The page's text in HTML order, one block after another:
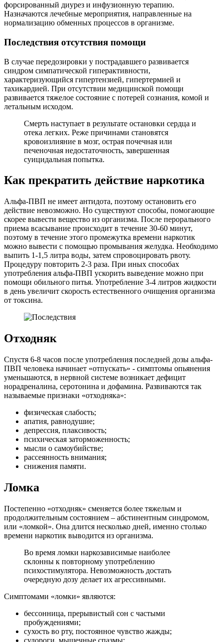
форсированный диурез и инфузионную терапию.
Назначаются лечебные мероприятия, направленные на
нормализацию обменных процессов в организме.
Последствия отсутствия помощи
В случае передозировки у пострадавшего развивается
синдром симпатической гиперактивности,
характеризующийся гипертензией, гипертермией и
тахикардией. При отсутствии медицинской помощи
развивается тяжелое состояние с потерей сознания, комой и
летальным исходом.
Смерть наступает в результате остановки сердца и
отека легких. Реже причинами становятся
кровоизлияние в мозг, острая почечная или
печеночная недостаточность, завершенная
суицидальная попытка.
Как прекратить действие наркотика
Альфа-ПВП не имеет антидота, поэтому остановить его
действие невозможно. Но существуют способы, помогающие
скорее вывести вещество из организма. После перорального
приема всасывание происходит в течение 30-60 минут,
поэтому в течение этого промежутка времени наркотик
можно вывести с помощью промывания желудка. Необходимо
выпить 1-1,5 литра воды, затем спровоцировать рвоту.
Процедуру повторить 2-3 раза. При иных способах
употребления альфа-ПВП ускорить выведение можно при
помощи обильного питья. Употребление 3-4 литров жидкости
в день увеличит скорость естественного очищения организма
от токсина.
Отходняк
Спустя 6-8 часов после употребления последней дозы альфа-
ПВП человека начинает «отпускать» - симптомы опьянения
уменьшаются, в нервной системе возникает дефицит
норадреналина, серотонина и дофамина. Развиваются так
называемые признаки «отходняка»:
физическая слабость;
апатия, равнодушие;
депрессия, плаксивость;
психическая заторможенность;
мысли о самоубийстве;
рассеянность внимания;
снижения памяти.
Ломка
Постепенно «отходняк» сменяется более тяжелым и
продолжительным состоянием – абстинентным синдромом,
или «ломкой». Она длится несколько дней, именно столько
времени наркотик выводится из организма.
Во время ломки наркозависимые наиболее
склонны к повторному употреблению
психостимулятора. Невозможность достать
очередную дозу делает их агрессивными.
Симптомами «ломки» являются:
бессонница, прерывистый сон с частыми
пробуждениями;
сухость во рту, постоянное чувство жажды;
судороги, мышечные спазмы;